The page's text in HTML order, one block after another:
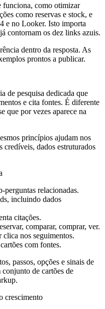
funciona, como otimizar
como reservas e stock, e
e no Looker. Isto importa
contornam os dez links azuis.
dentro da resposta. As
prontos a publicar.
de pesquisa dedicada que
e cita fontes. É diferente
que por vezes aparece na
princípios ajudam nos
credíveis, dados estruturados
relacionadas.
incluindo dados
citações.
comparar, comprar, ver.
nos seguimentos.
com fontes.
passos, opções e sinais de
de cartões de
crescimento